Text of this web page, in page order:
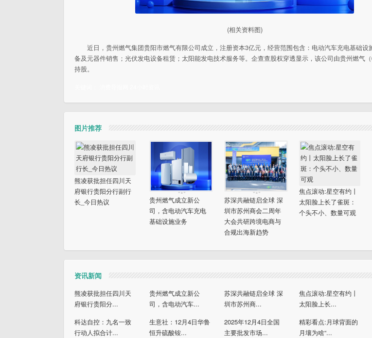
(相关资料图)
近日，贵州燃气集团贵阳市燃气有限公司成立，注册资本3亿元，经营范围包含：电动汽车充电基础设
备及元器件销售；光伏发电设备租赁；太阳能发电技术服务等。企查查股权穿透显示，该公司由贵州燃气
持股。
图片推荐
熊凌获批担任四川天
府银行贵阳分行副行
长_今日热议
贵州燃气成立新公
司，含电动汽车充电
基础设施业务
苏深共融链启全球 深
圳市苏州商会二周年
大会共研跨境电商与
合规出海新趋势
焦点滚动:星空有约丨
太阳脸上长了雀斑：
个头不小、数量可观
资讯新闻
熊凌获批担任四川天
府银行贵阳分...
贵州燃气成立新公
司，含电动汽车...
苏深共融链启全球 深
圳市苏州商...
焦点滚动:星空有约丨
太阳脸上长...
科达自控：九名一致
行动人拟合计...
生意社：12月4日华鲁
恒升硫酸铵...
2025年12月4日全国
主要批发市场...
精彩看点:月球背面的
月壤为啥“...